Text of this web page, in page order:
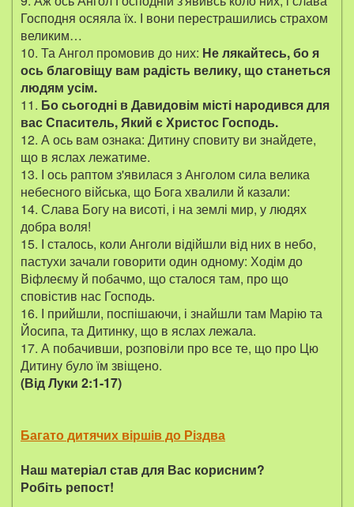
Господня осяяла їх. І вони перестрашились страхом
великим…
10. Та Ангол промовив до них: Не лякайтесь, бо я
ось благовіщу вам радість велику, що станеться
людям усім.
11. Бо сьогодні в Давидовім місті народився для
вас Спаситель, Який є Христос Господь.
12. А ось вам ознака: Дитину сповиту ви знайдете,
що в яслах лежатиме.
13. І ось раптом з'явилася з Анголом сила велика
небесного війська, що Бога хвалили й казали:
14. Слава Богу на висоті, і на землі мир, у людях
добра воля!
15. І сталось, коли Анголи відійшли від них в небо,
пастухи зачали говорити один одному: Ходім до
Віфлеєму й побачмо, що сталося там, про що
сповістив нас Господь.
16. І прийшли, поспішаючи, і знайшли там Марію та
Йосипа, та Дитинку, що в яслах лежала.
17. А побачивши, розповіли про все те, що про Цю
Дитину було їм звіщено.
(Від Луки 2:1-17)
Багато дитячих віршів до Різдва
Наш матеріал став для Вас корисним?
Робіть репост!